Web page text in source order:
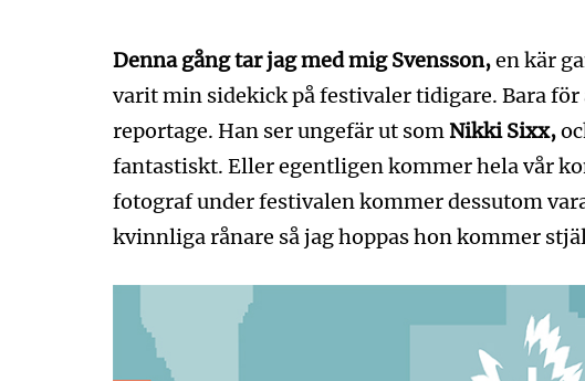
Denna gång tar jag med mig Svensson,en kär
varit min sidekick på festivaler tidigare. Bara
reportage. Han ser ungefär ut somNikki Sixx,
fantastiskt. Eller egentligen kommer hela vår
fotograf under festivalen kommer dessutom
kvinnliga rånare så jag hoppas hon kommer